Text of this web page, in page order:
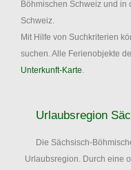
Böhmischen Schweiz und
Schweiz.
Mit Hilfe von Suchkriterien
suchen. Alle Ferienobjekte
Unterkunft-Karte.
Urlaubsregion
Die Sächsisch-
Urlaubsregion. Durch eine